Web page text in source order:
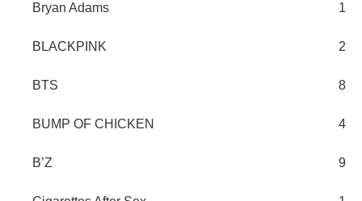
Bryan Adams 1
BLACKPINK 2
BTS 8
BUMP OF CHICKEN 4
B’Z 9